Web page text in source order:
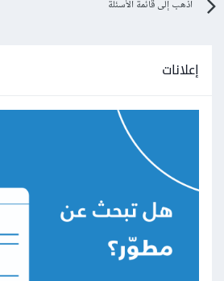
اذهب إلى قائمة الأسئلة
إعلانات